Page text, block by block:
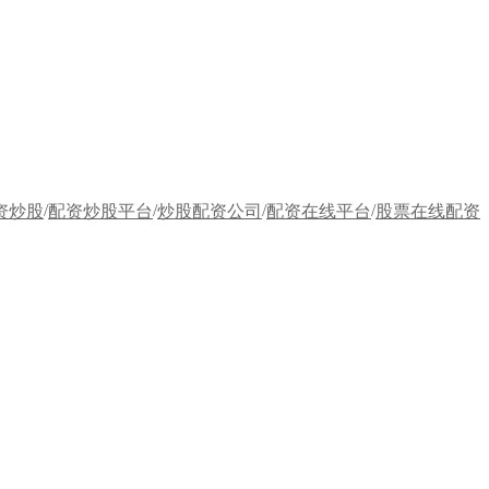
股票在线配资
/
配资在线平台
/
炒股配资公司
/
配资炒股平台
/
炒股